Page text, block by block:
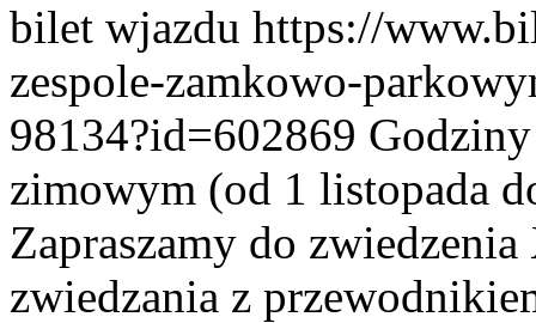
bilet wjazdu https://
zespole-zamkowo-
98134?id=602869
zimowym (od 1 listopada
Zapraszamy do
zwiedzania z